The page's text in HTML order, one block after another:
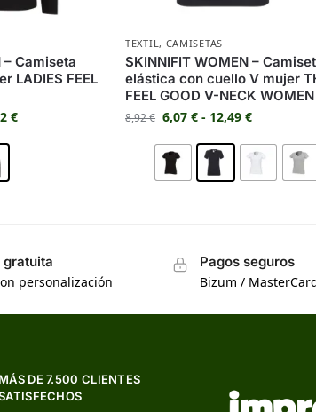
– Camiseta
LADIES FEEL
€
TEXTIL, CAMISETAS
SKINNIFIT WOMEN –
elástica con cuello V mujer
FEEL GOOD V-NECK WOMEN
8,92€ 6,07€ - 12,49€
gratuita
personalización
Pagos seguros
Bizum /
MÁS DE 7.500 CLIENTES